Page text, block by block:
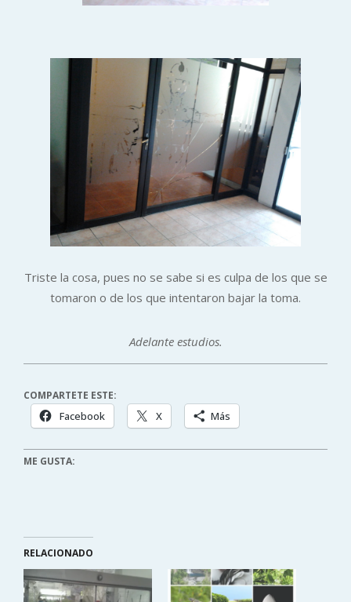
Triste la cosa, pues no se sabe si es culpa de los que se
tomaron o de los que intentaron bajar la toma.
Adelante estudios.
COMPARTETE ESTE:
Facebook X Más
ME GUSTA:
RELACIONADO